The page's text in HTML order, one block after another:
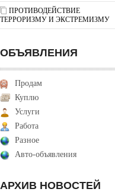
ПРОТИВОДЕЙСТВИЕ
ТЕРРОРИЗМУ И ЭКСТРЕМИЗМУ
ОБЪЯВЛЕНИЯ
Продам
Куплю
Услуги
Работа
Разное
Авто-объявления
АРХИВ НОВОСТЕЙ